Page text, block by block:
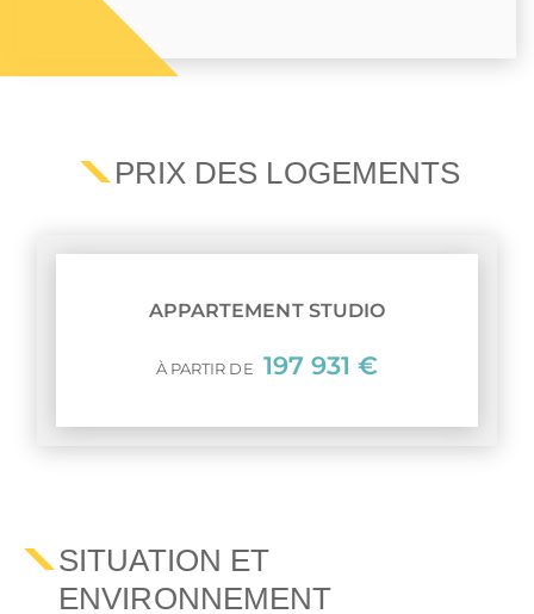
PRIX DES LOGEMENTS
APPARTEMENT STUDIO
À PARTIR DE 197 931 €
SITUATION ET
ENVIRONNEMENT